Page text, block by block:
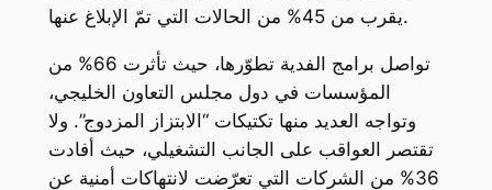
يقرب من 45% من الحالات التي تمّ الإبلاغ عنها.
تواصل برامج الفدية تطوّرها، حيث تأثرت 66% من
المؤسسات في دول مجلس التعاون الخليجي،
وتواجه العديد منها تكتيكات “الابتزاز المزدوج”. ولا
تقتصر العواقب على الجانب التشغيلي، حيث أفادت
36% من الشركات التي تعرّضت لانتهاكات أمنية عن